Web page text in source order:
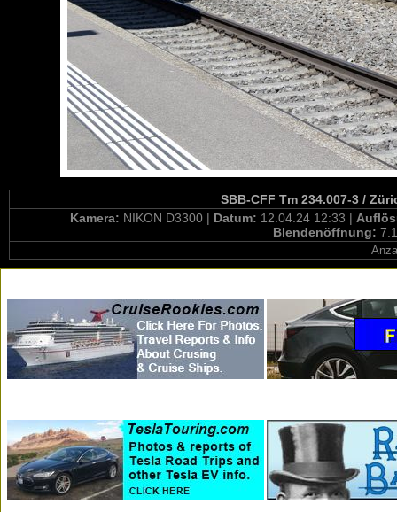
SBB-CFF Tm 234.007-3 /
Kamera: NIKON D3300 | Datum: 12.04.24 12:33 |
Blendenöffnung: